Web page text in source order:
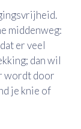
middenweg:
er veel
dan wil
wordt door
je knie of